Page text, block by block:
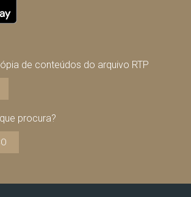
de conteúdos do arquivo RTP
procura?